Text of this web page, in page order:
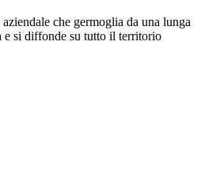
che germoglia da una lunga
e si diffonde su tutto il territorio